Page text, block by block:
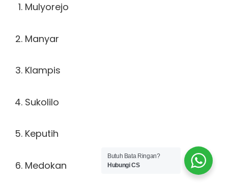
Mulyorejo
Manyar
Klampis
Sukolilo
Keputih
Medokan
Butuh Bata Ringan?
Hubungi CS